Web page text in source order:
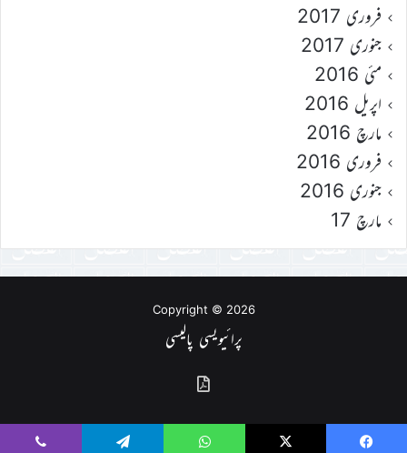
فروری 2017
جنوری 2017
مئی 2016
اپریل 2016
مارچ 2016
فروری 2016
جنوری 2016
مارچ 17
Copyright © 2026
پرائیویسی پالیسی
گذشتہ
شمارے